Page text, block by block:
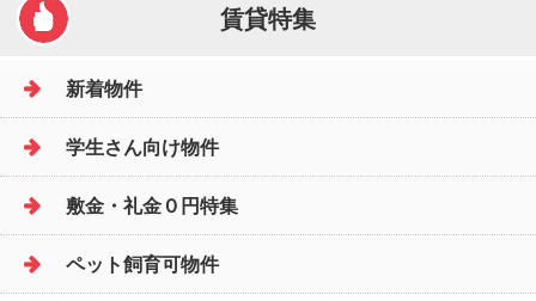
賃貸特集
新着物件
学生さん向け物件
敷金・礼金０円特集
ペット飼育可物件